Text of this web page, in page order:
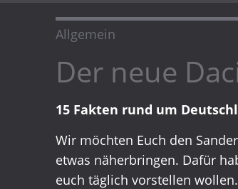
Neuwagen
Gebrauchtwagen
Allgemein
Der neue
15 Fakten rund um
Wir möchten Euch den
etwas näherbringen. Dafür
euch täglich vorstellen wollen.